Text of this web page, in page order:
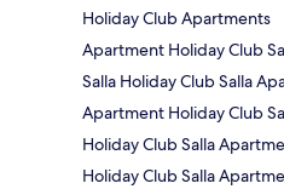
Holiday Club Apartments
Apartment Holiday Club
Salla Holiday Club Salla
Apartment Holiday Club
Holiday Club Salla
Holiday Club Salla